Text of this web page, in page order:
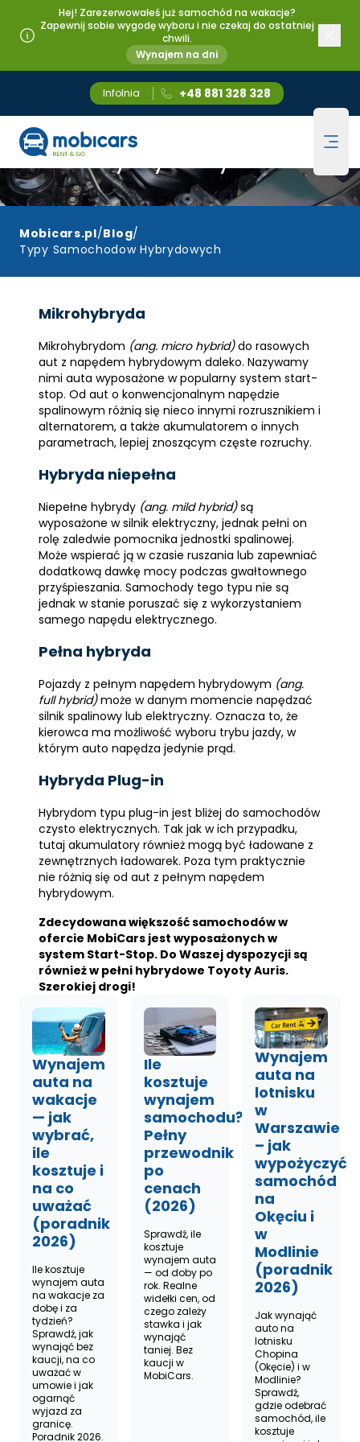
Hej! Zarezerwowałeś już samochód na wakacje?
Zapewnij sobie wygodę wyboru i nie czekaj do ostatniej
chwili.
Wynajem na dni
Infolnia +48 881 328 328
Mobicars.plTypy samochodów
hybrydowych
Mobicars.pl/Blog/
Typy Samochodow Hybrydowych
Mikrohybryda
Mikrohybrydom (ang. micro hybrid)do rasowych
aut z napędem hybrydowym daleko. Nazywamy
nimi auta wyposażone w popularny system start-
stop. Od aut o konwencjonalnym napędzie
spalinowym różnią się nieco innymi rozrusznikiem i
alternatorem, a także akumulatorem o innych
parametrach, lepiej znoszącym częste rozruchy.
Hybryda niepełna
Niepełne hybrydy (ang. mild hybrid)są
wyposażone w silnik elektryczny, jednak pełni on
rolę zaledwie pomocnika jednostki spalinowej.
Może wspierać ją w czasie ruszania lub zapewniać
dodatkową dawkę mocy podczas gwałtownego
przyśpieszania. Samochody tego typu nie są
jednak w stanie poruszać się z wykorzystaniem
samego napędu elektrycznego.
Pełna hybryda
Pojazdy z pełnym napędem hybrydowym (ang.
full hybrid)może w danym momencie napędzać
silnik spalinowy lub elektryczny. Oznacza to, że
kierowca ma możliwość wyboru trybu jazdy, w
którym auto napędza jedynie prąd.
Hybryda Plug-in
Hybrydom typu plug-in jest bliżej do samochodów
czysto elektrycznych. Tak jak w ich przypadku,
tutaj akumulatory również mogą być ładowane z
zewnętrznych ładowarek. Poza tym praktycznie
nie różnią się od aut z pełnym napędem
hybrydowym.
Zdecydowana większość samochodów w
ofercie MobiCars jest wyposażonych w
system Start-Stop. Do Waszej dyspozycji są
również w pełni hybrydowe Toyoty Auris.
Szerokiej drogi!
Wynajem
auta na
wakacje
— jak
wybrać,
ile
kosztuje i
na co
uważać
(poradnik
2026)
Ile kosztuje
wynajem auta
na wakacje za
dobę i za
tydzień?
Sprawdź, jak
wynająć bez
kaucji, na co
uważać w
umowie i jak
ogarnąć
wyjazd za
granicę.
Poradnik 2026.
Ile
kosztuje
wynajem
samochodu?
Pełny
przewodnik
po
cenach
(2026)
Sprawdź, ile
kosztuje
wynajem auta
— od doby po
rok. Realne
widełki cen, od
czego zależy
stawka i jak
wynająć
taniej. Bez
kaucji w
MobiCars.
Wynajem
auta na
lotnisku
w
Warszawie
– jak
wypożyczyć
samochód
na
Okęciu i
w
Modlinie
(poradnik
2026)
Jak wynająć
auto na
lotnisku
Chopina
(Okęcie) i w
Modlinie?
Sprawdź,
gdzie odebrać
samochód, ile
kosztuje